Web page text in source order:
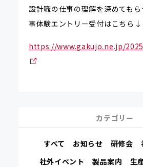
設計職の仕事の理解を深めても
事体験エントリー受付はこち
https://www.gakujo.ne.jp/
カテゴリー
すべて お知らせ 研修会
社外イベント
製品案内 生